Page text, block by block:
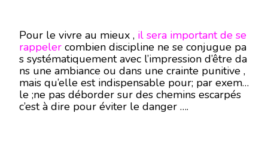
Pour le vivre au mieux , il sera important de se
rappeler combien discipline ne se conjugue pa
s systématiquement avec l’impression d’être da
ns une ambiance ou dans une crainte punitive ,
mais qu’elle est indispensable pour; par exemp
le ;ne pas déborder sur des chemins escarpés
c’est à dire pour éviter le danger ….